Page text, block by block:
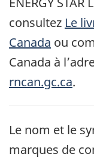
consultez Le
Canada ou
Canada à
rncan.gc.ca.
Le nom et le
marques de